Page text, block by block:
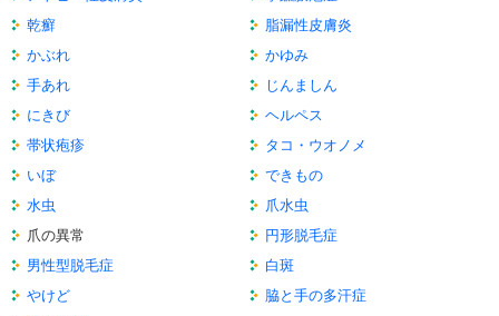
乾癬
脂漏性皮膚炎
かぶれ
かゆみ
手あれ
じんましん
にきび
ヘルペス
帯状疱疹
タコ・ウオノメ
いぼ
できもの
水虫
爪水虫
爪の異常
円形脱毛症
男性型脱毛症
白斑
やけど
脇と手の多汗症